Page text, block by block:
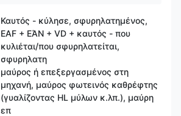
Καυτός - κύλησε, σφυρηλατημένος,
EAF + ΕΆΝ + VD + καυτός - που
κυλιέται/που σφυρηλατείται,
σφυρηλατη
μαύρος ή επεξεργασμένος στη
μηχανή, μαύρος φωτεινός καθρέφτης
(γυαλίζοντας HL μύλων κ.λπ.), μαύρη
επ